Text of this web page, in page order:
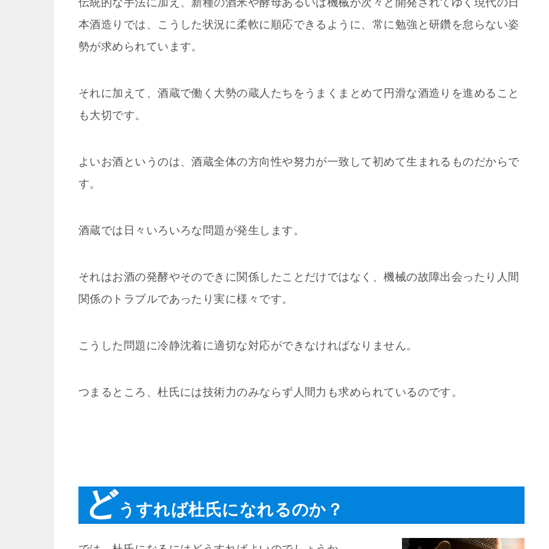
伝統的な手法に加え、新種の酒米や酵母あるいは機械が次々と開発されてゆく現代の日
本酒造りでは、こうした状況に柔軟に順応できるように、常に勉強と研鑽を怠らない姿
勢が求められています。
それに加えて、酒蔵で働く大勢の蔵人たちをうまくまとめて円滑な酒造りを進めること
も大切です。
よいお酒というのは、酒蔵全体の方向性や努力が一致して初めて生まれるものだからで
す。
酒蔵では日々いろいろな問題が発生します。
それはお酒の発酵やそのできに関係したことだけではなく、機械の故障出会ったり人間
関係のトラブルであったり実に様々です。
こうした問題に冷静沈着に適切な対応ができなければなりません。
つまるところ、杜氏には技術力のみならず人間力も求められているのです。
どうすれば杜氏になれるのか？